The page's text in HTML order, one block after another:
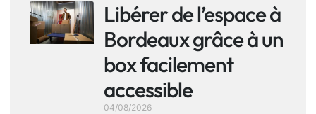
Libérer de l’espace à
Bordeaux grâce à un
box facilement
accessible
04/08/2026